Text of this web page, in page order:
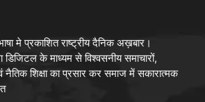
मे प्रकाशित राष्ट्रीय दैनिक अख़बार।
के माध्यम से विश्वसनीय समाचारों,
शिक्षा का प्रसार कर समाज में सकारात्मक